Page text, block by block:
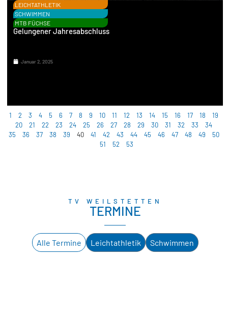
LEICHTATHLETIK
SCHWIMMEN
MTB FÜCHSE
Gelungener Jahresabschluss
Januar 2, 2025
1 2 3 4 5 6 7 8 9 10 11 12 13 14 15 16 17 18
19
20
21 22 23 24 25 26 27 28 29 30 31 32 33
34
35
36 37 38 39 40 41 42 43 44 45 46 47 48 49
50
51
52 53
TV WEILSTETTEN
TERMINE
Leichtathletik Schwimmen
Alle Termine